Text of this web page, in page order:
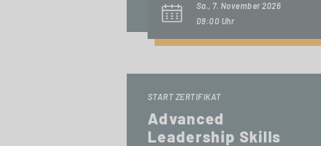
Sa., 7. November 2026
09:00 Uhr
START ZERTIFIKAT
Advanced
Leadership Skills